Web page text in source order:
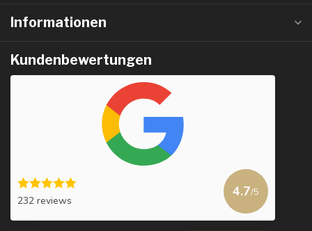
Informationen
Kundenbewertungen
232 reviews
4.7/5